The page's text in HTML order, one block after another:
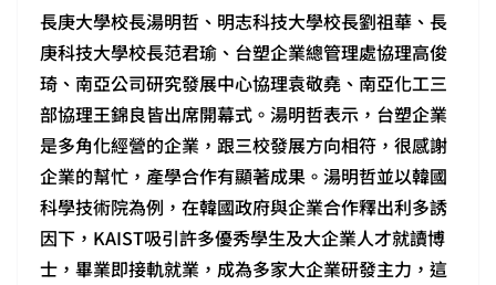
長庚大學校長湯明哲、明志科技大學校長劉祖華、長
庚科技大學校長范君瑜、台塑企業總管理處協理高俊
琦、南亞公司研究發展中心協理袁敬堯、南亞化工三
部協理王錦良皆出席開幕式。湯明哲表示，台塑企業
是多角化經營的企業，跟三校發展方向相符，很感謝
企業的幫忙，產學合作有顯著成果。湯明哲並以韓國
科學技術院為例，在韓國政府與企業合作釋出利多誘
因下，KAIST吸引許多優秀學生及大企業人才就讀博
士，畢業即接軌就業，成為多家大企業研發主力，這